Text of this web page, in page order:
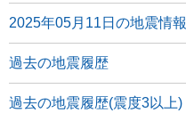
2025年05月11日の地震情報
過去の地震履歴
過去の地震履歴(震度3以上)